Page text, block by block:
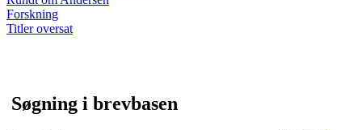
Forskning
Titler oversat
Søgning i brevbasen